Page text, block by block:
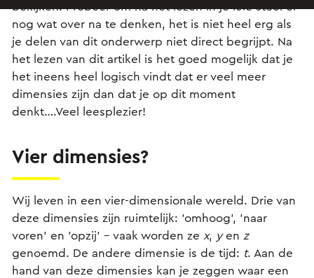
bekijken. Probeer om na het lezen in je luie stoel er
nog wat over na te denken, het is niet heel erg als
je delen van dit onderwerp niet direct begrijpt. Na
het lezen van dit artikel is het goed mogelijk dat je
het ineens heel logisch vindt dat er veel meer
dimensies zijn dan dat je op dit moment
denkt….Veel leesplezier!
Vier dimensies?
Wij leven in een vier-dimensionale wereld. Drie van
deze dimensies zijn ruimtelijk: 'omhoog', 'naar
voren' en 'opzij' – vaak worden ze x, yen z
genoemd. De andere dimensie is de tijd: t. Aan de
hand van deze dimensies kan je zeggen waar een